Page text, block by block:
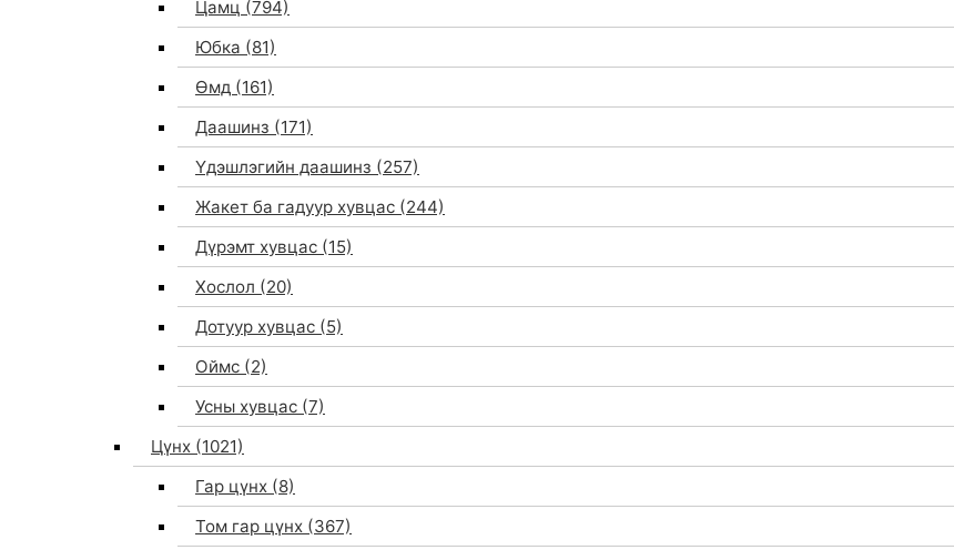
Цамц (794)
Юбка (81)
Өмд (161)
Даашинз (171)
Үдэшлэгийн даашинз (257)
Жакет ба гадуур хувцас (244)
Дүрэмт хувцас (15)
Хослол (20)
Дотуур хувцас (5)
Оймс (2)
Усны хувцас (7)
Цүнх (1021)
Гар цүнх (8)
Том гар цүнх (367)